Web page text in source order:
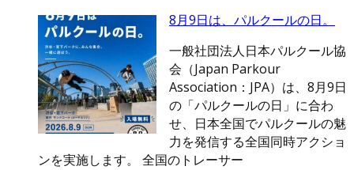
8月9日は、パルクールの日。
一般社団法人日本パルクール協
会（Japan Parkour
Association：JPA）は、8月9日
の「パルクールの日」に合わ
せ、日本全国でパルクールの魅
力を発信する全国同時アクショ
ンを実施します。 全国のトレーサー